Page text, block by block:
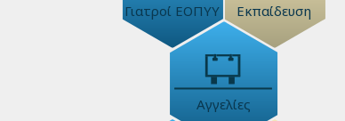
Γιατροί ΕΟΠΥΥ Εκπαίδευση
Αγγελίες